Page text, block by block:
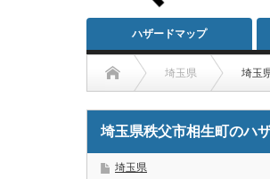
ハザードマップ
埼玉県 埼玉
埼玉県秩父市相生町のハ
埼玉県